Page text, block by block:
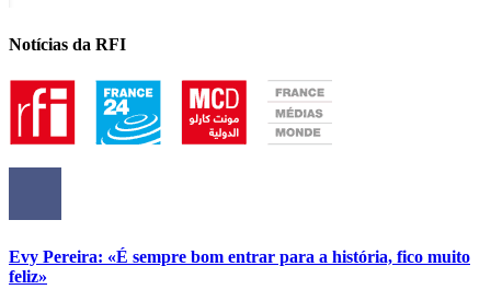
Notícias da RFI
Evy Pereira: «É sempre bom entrar para a história, fico muito
feliz»